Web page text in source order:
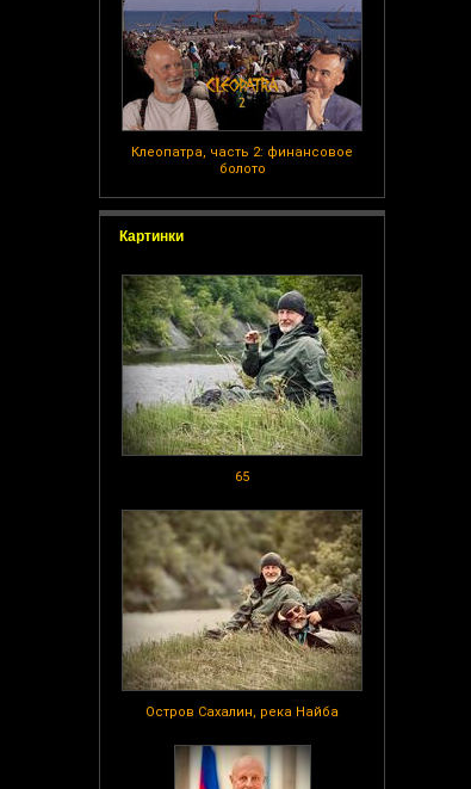
Клеопатра, часть 2: финансовое
болото
Картинки
65
Остров Сахалин, река Найба